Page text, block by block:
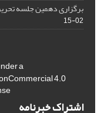
برگزاری دهمین جلسه
02-15
a
4.0
اشتراک خبرنامه